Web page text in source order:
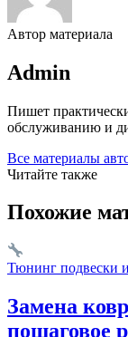
Автор материала
Admin
Пишет
обслуживанию и
Все материалы
Читайте также
Похожие
Тюнинг подвески
Замена
пошаговое